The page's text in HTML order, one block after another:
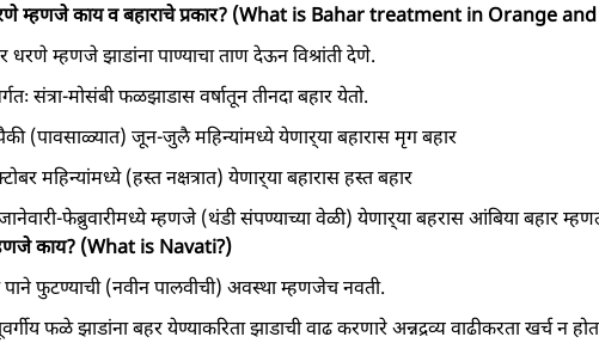
म्हणजे काय व बहाराचे प्रकार? (What is Bahar treatment in Orange
धरणे म्हणजे झाडांना पाण्याचा ताण देऊन विश्रांती देणे.
संत्रा-मोसंबी फळझाडास वर्षातून तीनदा बहार येतो.
(पावसाळ्यात) जून-जुलै महिन्यांमध्ये येणार्‍या बहारास मृग बहार
महिन्यांमध्ये (हस्त नक्षत्रात) येणार्‍या बहारास हस्त बहार
फेब्रुवारीमध्ये म्हणजे (थंडी संपण्याच्या वेळी) येणार्‍या बहरास आंबिया बहार
काय? (What is Navati?)
पाने फुटण्याची (नवीन पालवीची) अवस्था म्हणजेच नवती.
फळे झाडांना बहर येण्याकरिता झाडाची वाढ करणारे अन्नद्रव्य वाढीकरता खर्च न